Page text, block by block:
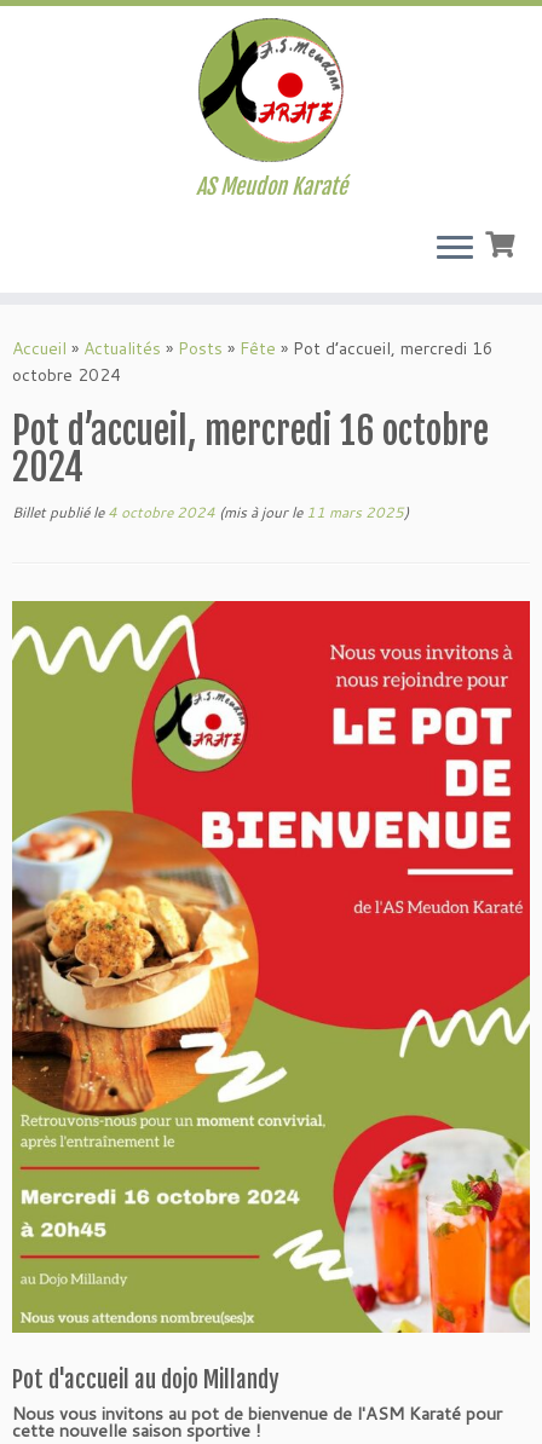
au
contenu
AS Meudon Karaté
Accueil » Actualités » Posts » Fête » Pot d’accueil, mercredi 16
octobre 2024
Pot d’accueil, mercredi 16 octobre
2024
Billet publié le4 octobre 2024 (mis à jour le 11 mars 2025)
Pot d'accueil au dojo Millandy
Nous vous invitons au pot de bienvenue de l'ASM Karaté pour
cette nouvelle saison sportive !